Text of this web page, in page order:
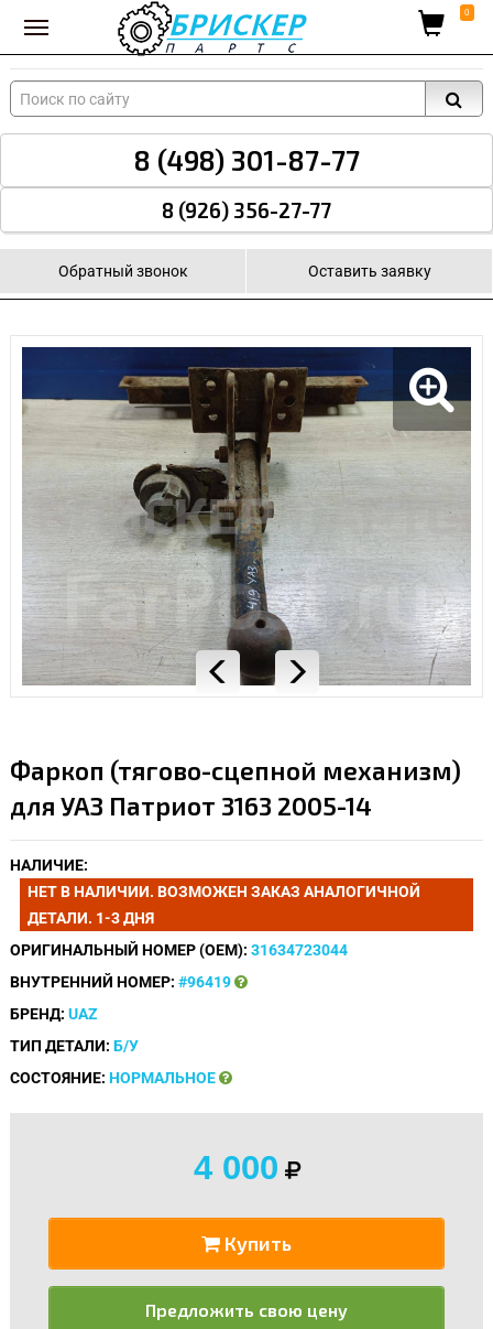
Вход для поставщиков 0
8 (498) 301-87-77
8 (926) 356-27-77
Обратный звонок Оставить заявку
Фаркоп (тягово-сцепной механизм)
для УАЗ Патриот 3163 2005-14
НАЛИЧИЕ:
НЕТ В НАЛИЧИИ. ВОЗМОЖЕН ЗАКАЗ АНАЛОГИЧНОЙ
ДЕТАЛИ. 1-3 ДНЯ
ОРИГИНАЛЬНЫЙ НОМЕР (OEM): 31634723044
ВНУТРЕННИЙ НОМЕР: #96419
БРЕНД: UAZ
ТИП ДЕТАЛИ: Б/У
СОСТОЯНИЕ: НОРМАЛЬНОЕ
4 000
Купить
Предложить свою цену